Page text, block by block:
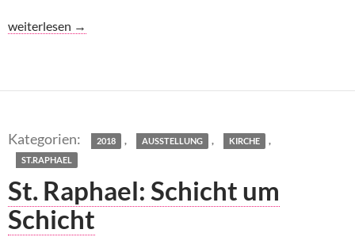
Kinderchor des BR: Adventskonzert
weiterlesen →
2018 , AUSSTELLUNG , KIRCHE ,
ST.RAPHAEL
St. Raphael: Schicht um
Schicht